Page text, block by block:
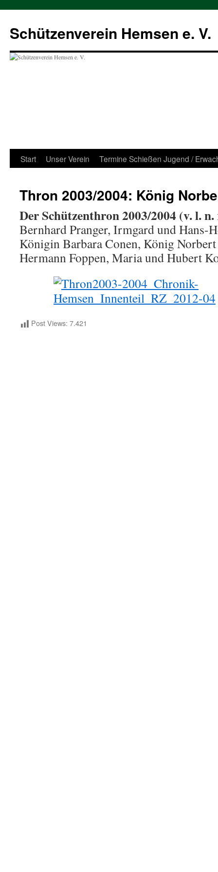
springen
Schützenverein Hemsen e. V.
Start Unser Verein Termine Schießen Jugend /
Thron 2003/2004: König
Der Schützenthron 2003/2004 (v. l.
Bernhard Pranger, Irmgard und Hans-
Königin Barbara Conen, König
Hermann Foppen, Maria und Hubert
Post Views: 7.421